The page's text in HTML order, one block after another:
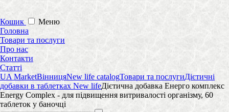
Кошик
Меню
Головна
Товари та послуги
Про нас
Контакти
Статті
UA MarketВінницяNew life catalogТовари та послугиДієтичні
добавки в таблетках New lifeДієтична добавка Енерго комплекс
Energy Complex - для підвищення витривалості організму, 60
таблеток у баночці